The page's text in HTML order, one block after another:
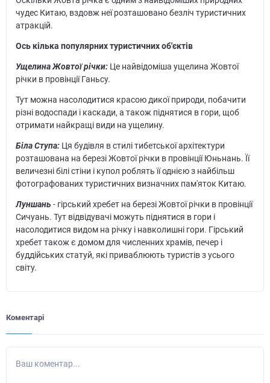
чудес Китаю, вздовж неї розташовано безліч туристичних
атракцій.
Ось кілька популярних туристичних об'єктів
Ущелина Жовтої річки:Це найвідоміша ущелина Жовтої
річки в провінції Ганьсу.
Тут можна насолодитися красою дикої природи, побачити
різні водоспади і каскади, а також піднятися в гори, щоб
отримати найкращі види на ущелину.
Біла Ступа:Ця будівля в стилі тибетської архітектури
розташована на березі Жовтої річки в провінції Юньнань. Її
величезні білі стіни і купол роблять її однією з найбільш
фотографованих туристичних визначних пам'яток Китаю.
Луншань - гірський хребет на березі Жовтої річки в провінції
Сичуань. Тут відвідувачі можуть піднятися в гори і
насолодитися видом на річку і навколишні гори. Гірський
хребет також є домом для численних храмів, печер і
буддійських статуй, які приваблюють туристів з усього
світу.
Коментарі
Ваш коментар...